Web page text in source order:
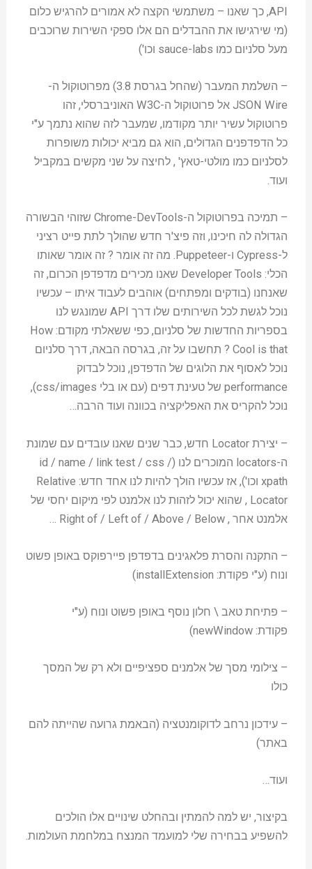
API, כך שאנו – משתמשי הקצה לא אמורים להרגיש כלום
(מי שירגישו את ההבדלים הם אלו ספקי השירות שרוכבים
מעל סלניום כמו sauce-labs וכו')
– השלמת המעבר (שהחל בגרסת 3.8) מפרוטוקול ה-
JSON Wire אל פרוטוקול ה-W3C האוניברסלי, זהו
פרוטוקול עשיר יותר מקודמו, שמעבר לזה שהוא נתמך ע"י
כל הדפדפנים הגדולים, הוא גם מביא יכולות משופרות
לסלניום כמו מולטי-טאץ' , לחיצה על שני מקשים במקביל
ועוד.
– תמיכה בפרוטוקול ה-Chrome-DevTools שזוהי הבשורה
הגדולה לה חיכינו, וזה פיצ'ר חדש שהולך לתת פייט רציני
ל-Cypress ו-Puppeteer. מה זה אומר ? זה אומר שאותו
הכלי: Developer Tools שאנו מכירים מדפדפן הכרום, זה
שאנחנו (בודקים ומפתחים) אוהבים לעבוד איתו – עכשיו
נוכל לגשת לכל השירותים שלו דרך API שמונגש לנו
בספריות החדשות של סלניום, כפי ששאלתי מקודם: How
Cool is that ? תחשבו על זה, בגרסה הבאה, דרך סלניום
נוכל לאסוף את הלוגים של הדפדפן, נוכל לבדוק
performance של טעינת דפים (עם או בלי css/images),
נוכל להקריס את האפליקציה בכוונה ועוד הרבה…
– יצירת Locator חדש, כבר שנים שאנו עובדים עם שמונת
ה-locators המוכרים לנו (id / name / link test / css /
xpath וכו'), אז עכשיו הולך להיות לנו אחד חדש: Relative
Locator , שהוא יכול לזהות לנו אלמנט לפי מיקום יחסי של
אלמנט אחר , Right of / Left of / Above / Below …
– התקנה והסרת פלאגינים בדפדפן פיירפוקס באופן פשוט
ונוח (ע"י פקודת: installExtension)
– פתיחת טאב \ חלון נוסף באופן פשוט ונוח (ע"י
פקודת: newWindow)
– צילומי מסך של אלמנים ספציפיים ולא רק של המסך
כולו
– עידכון נרחב לדוקומנטציה (הבאמת גרועה שהייתה להם
באתר)
ועוד…
בקיצור, יש למה להמתין ובהחלט שינויים אלו הולכים
להשפיע בבחירה שלי למועמד המנצח במלחמת העולמות.